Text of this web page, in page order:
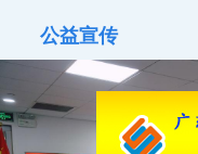
公益宣传